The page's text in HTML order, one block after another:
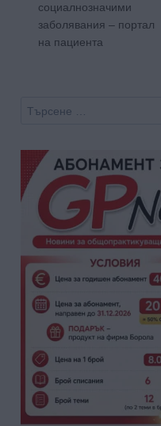
социалнозначими
заболявания – портал
на пациента
Търсене